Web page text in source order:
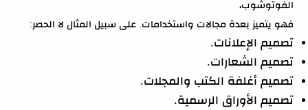
الفوتوشوب،
فهو يتميز بعدة مجالات واستخدامات. على سبيل المثال لا الحصر:
تصميم الإعلانات.
تصميم الشعارات.
تصميم أغلفة الكتب والمجلات.
تصميم الأوراق الرسمية.